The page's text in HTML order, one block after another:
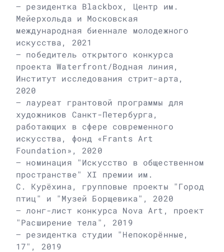
– резидентка Blackbox, Центр им.
Мейерхольда и Московская
международная биеннале молодежного
искусства, 2021
– победитель открытого конкурса
проекта Waterfront/Водная линия,
Институт исследования стрит-арта,
2020
– лауреат грантовой программы для
художников Санкт-Петербурга,
работающих в сфере современного
искусства, фонд «Frants Art
Foundation», 2020
– номинация "Искусство в общественном
пространстве" XI премии им.
С. Курёхина, групповые проекты "Город
птиц" и "Музей Борщевика", 2020
– лонг-лист конкурса Nova Art, проект
"Расширение тела", 2019
– резидентка студии "Непокорённые,
17", 2019